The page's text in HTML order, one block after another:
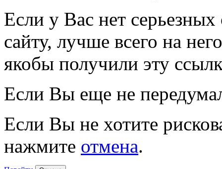
Если у Вас нет
сайту, лучше всего на
якобы получили эту
Если Вы еще не
Если Вы не хотите
нажмите отмена.